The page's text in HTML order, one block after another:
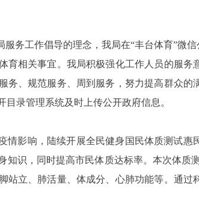
服务工作倡导的理念，我局在“丰台体育”微
育相关事宜。我局积极强化工作人员的服
务、规范服务、周到服务，努力提高群众
录管理系统及时上传公开政府信息。
情影响，陆续开展全民健身国民体质测试
知识，同时提高市民体质达标率。本次体
站立、肺活量、体成分、心肺功能等。通